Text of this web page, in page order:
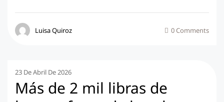
Luisa Quiroz 0 Comments
23 De Abril De 2026
Más de 2 mil libras de